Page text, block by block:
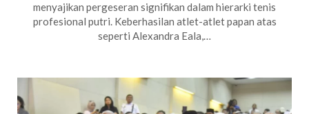
menyajikan pergeseran signifikan dalam hierarki tenis
profesional putri. Keberhasilan atlet-atlet papan atas
seperti Alexandra Eala,…